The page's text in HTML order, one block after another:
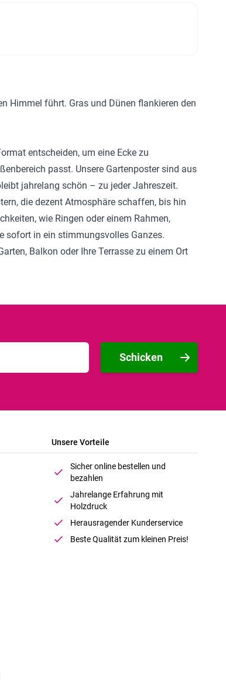
Himmel führt. Gras und Dünen flankieren den
entscheiden, um eine Ecke zu
passt. Unsere Gartenposter sind aus
jahrelang schön – zu jeder Jahreszeit.
die dezent Atmosphäre schaffen, bis hin
wie Ringen oder einem Rahmen,
sofort in ein stimmungsvolles Ganzes.
Balkon oder Ihre Terrasse zu einem Ort
Schicken
Unsere Vorteile
Sicher online bestellen und
bezahlen
Jahrelange Erfahrung mit
Holzdruck
Herausragender Kunderservice
Beste Qualität zum kleinen Preis!